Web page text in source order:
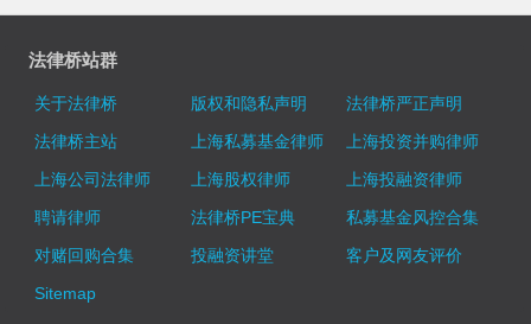
法律桥站群
关于法律桥 版权和隐私声明
法律桥严正声明
法律桥主站
上海私募基金律师
上海投资并购律师
上海公司法律师
上海股权律师
上海投融资律师
聘请律师
法律桥PE宝典
私募基金风控合集
对赌回购合集
投融资讲堂
客户及网友评价
Sitemap